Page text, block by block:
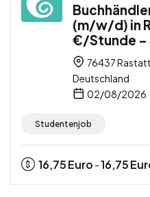
(m/w/d) in
€/Stunde –
76437
Deutschland
02/08/2026
Studentenjob
16,75Euro -16,75